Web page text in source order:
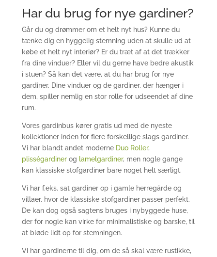
Har du brug for nye gardiner?
Går du og drømmer om et helt nyt hus? Kunne du
tænke dig en hyggelig stemning uden at skulle ud at
købe et helt nyt interiør? Er du træt af at det trækker
fra dine vinduer? Eller vil du gerne have bedre akustik
i stuen? Så kan det være, at du har brug for nye
gardiner. Dine vinduer og de gardiner, der hænger i
dem, spiller nemlig en stor rolle for udseendet af dine
rum.
Vores gardinbus kører gratis ud med de nyeste
kollektioner inden for flere forskellige slags gardiner.
Vi har blandt andet moderne Duo Roller,
plisségardinerog lamelgardiner, men nogle gange
kan klassiske stofgardiner bare noget helt særligt.
Vi har f.eks. sat gardiner op i gamle herregårde og
villaer, hvor de klassiske stofgardiner passer perfekt.
De kan dog også sagtens bruges i nybyggede huse,
der for nogle kan virke for minimalistiske og barske, til
at bløde lidt op for stemningen.
Vi har gardinerne til dig, om de så skal være rustikke,